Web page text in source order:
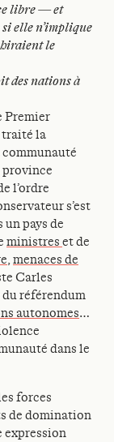
libre — et
elle n’implique
le
des nations à
Premier
traité la
province
l’ordre
s’est
pays de
ministres et de
, menaces de
Carles
référendum
autonomes…
dans le
forces
de domination
expression